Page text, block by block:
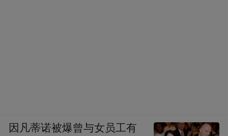
因凡蒂诺被爆曾与女员工有